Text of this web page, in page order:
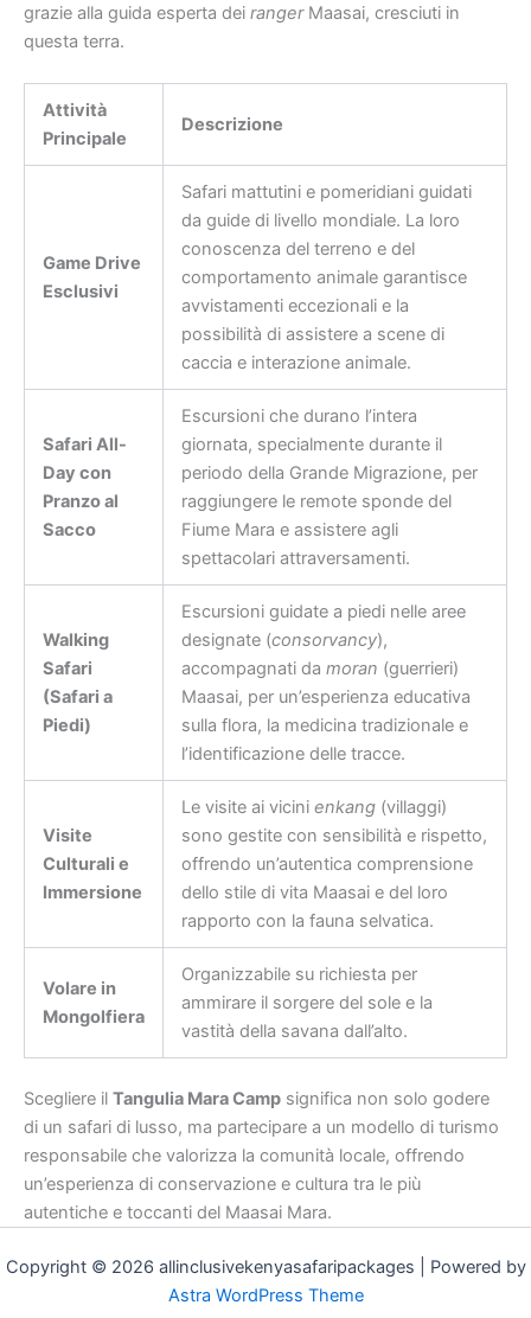
grazie alla guida esperta dei rangerMaasai, cresciuti in
questa terra.
Attività
Principale
Descrizione
Game Drive
Esclusivi
Safari mattutini e pomeridiani guidati
da guide di livello mondiale. La loro
conoscenza del terreno e del
comportamento animale garantisce
avvistamenti eccezionali e la
possibilità di assistere a scene di
caccia e interazione animale.
Safari All-
Day con
Pranzo al
Sacco
Escursioni che durano l’intera
giornata, specialmente durante il
periodo della Grande Migrazione, per
raggiungere le remote sponde del
Fiume Mara e assistere agli
spettacolari attraversamenti.
Walking
Safari
(Safari a
Piedi)
Escursioni guidate a piedi nelle aree
designate (consorvancy),
accompagnati da moran (guerrieri)
Maasai, per un’esperienza educativa
sulla flora, la medicina tradizionale e
l’identificazione delle tracce.
Visite
Culturali e
Immersione
Le visite ai vicini enkang(villaggi)
sono gestite con sensibilità e rispetto,
offrendo un’autentica comprensione
dello stile di vita Maasai e del loro
rapporto con la fauna selvatica.
Volare in
Mongolfiera
Organizzabile su richiesta per
ammirare il sorgere del sole e la
vastità della savana dall’alto.
Scegliere il Tangulia Mara Camp significa non solo godere
di un safari di lusso, ma partecipare a un modello di turismo
responsabile che valorizza la comunità locale, offrendo
un’esperienza di conservazione e cultura tra le più
autentiche e toccanti del Maasai Mara.
Copyright © 2026 allinclusivekenyasafaripackages | Powered by
Astra WordPress Theme